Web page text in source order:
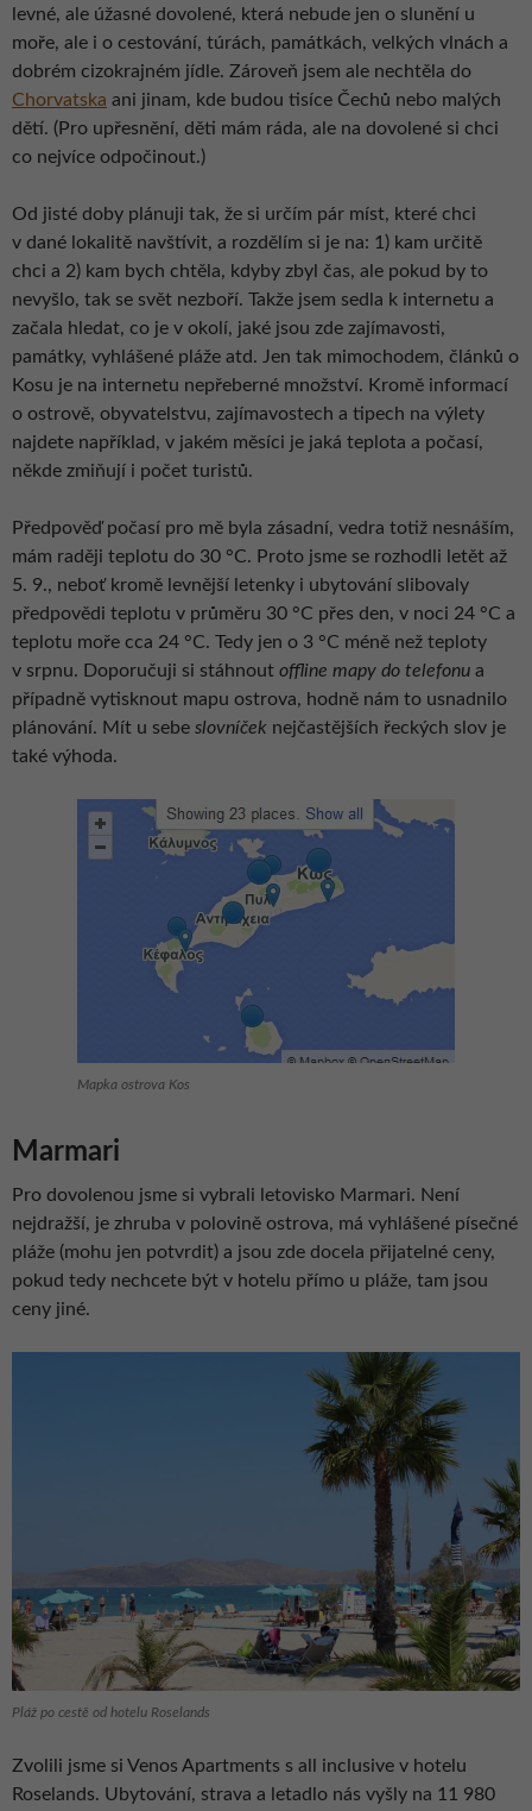
levné, ale úžasné dovolené, která nebude jen o slunění u
moře, ale i o cestování, túrách, památkách, velkých vlnách a
dobrém cizokrajném jídle. Zároveň jsem ale nechtěla do
Chorvatska ani jinam, kde budou tisíce Čechů nebo malých
dětí. (Pro upřesnění, děti mám ráda, ale na dovolené si chci
co nejvíce odpočinout.)
Od jisté doby plánuji tak, že si určím pár míst, které chci
v dané lokalitě navštívit, a rozdělím si je na: 1) kam určitě
chci a 2) kam bych chtěla, kdyby zbyl čas, ale pokud by to
nevyšlo, tak se svět nezboří. Takže jsem sedla k internetu a
začala hledat, co je v okolí, jaké jsou zde zajímavosti,
památky, vyhlášené pláže atd. Jen tak mimochodem, článků o
Kosu je na internetu nepřeberné množství. Kromě informací
o ostrově, obyvatelstvu, zajímavostech a tipech na výlety
najdete například, v jakém měsíci je jaká teplota a počasí,
někde zmiňují i počet turistů.
Předpověď počasí pro mě byla zásadní, vedra totiž nesnáším,
mám raději teplotu do 30 °C. Proto jsme se rozhodli letět až
5. 9., neboť kromě levnější letenky i ubytování slibovaly
předpovědi teplotu v průměru 30 °C přes den, v noci 24 °C a
teplotu moře cca 24 °C. Tedy jen o 3 °C méně než teploty
v srpnu. Doporučuji si stáhnout offline mapy do telefonu a
případně vytisknout mapu ostrova, hodně nám to usnadnilo
plánování. Mít u sebe slovníček nejčastějších řeckých slov je
také výhoda.
Mapka ostrova Kos
Marmari
Pro dovolenou jsme si vybrali letovisko Marmari. Není
nejdražší, je zhruba v polovině ostrova, má vyhlášené písečné
pláže (mohu jen potvrdit) a jsou zde docela přijatelné ceny,
pokud tedy nechcete být v hotelu přímo u pláže, tam jsou
ceny jiné.
Pláž po cestě od hotelu Roselands
Zvolili jsme si Venos Apartments s all inclusive v hotelu
Roselands. Ubytování, strava a letadlo nás vyšly na 11 980